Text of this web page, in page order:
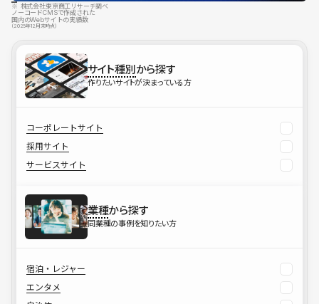
※ 株式会社東京商工リサーチ調べ
ノーコードCMSで作成された
国内のWebサイトの実績数
（2025年12月末時点）
サイト種別から探す
作りたいサイトが決まっている方
コーポレートサイト
採用サイト
サービスサイト
業種から探す
同業種の事例を知りたい方
宿泊・レジャー
エンタメ